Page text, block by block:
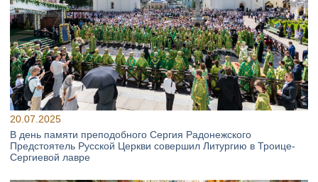
20.07.2025
В день памяти преподобного Сергия Радонежского
Предстоятель Русской Церкви совершил Литургию в Троице-
Сергиевой лавре